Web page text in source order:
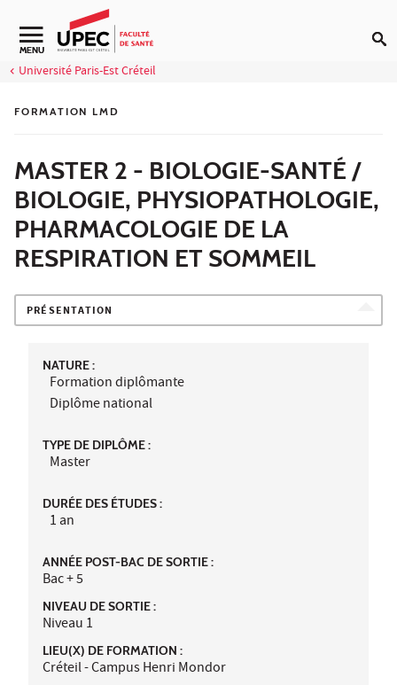
Aller au contenu
Navigation secondaire
MENU
Université Paris-Est Créteil
FORMATION LMD
MASTER 2 - BIOLOGIE-SANTÉ /
BIOLOGIE, PHYSIOPATHOLOGIE,
PHARMACOLOGIE DE LA
RESPIRATION ET SOMMEIL
PRÉSENTATION
NATURE :
Formation diplômante
Diplôme national
TYPE DE DIPLÔME :
Master
DURÉE DES ÉTUDES :
1 an
ANNÉE POST-BAC DE SORTIE :
Bac + 5
NIVEAU DE SORTIE :
Niveau 1
LIEU(X) DE FORMATION :
Créteil - Campus Henri Mondor